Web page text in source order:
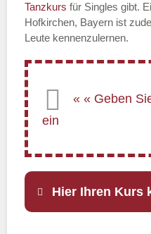
Tanzkurs für Singles gibt.
Hofkirchen, Bayern ist
Leute kennenzulernen.
Hier Ihren Kurs